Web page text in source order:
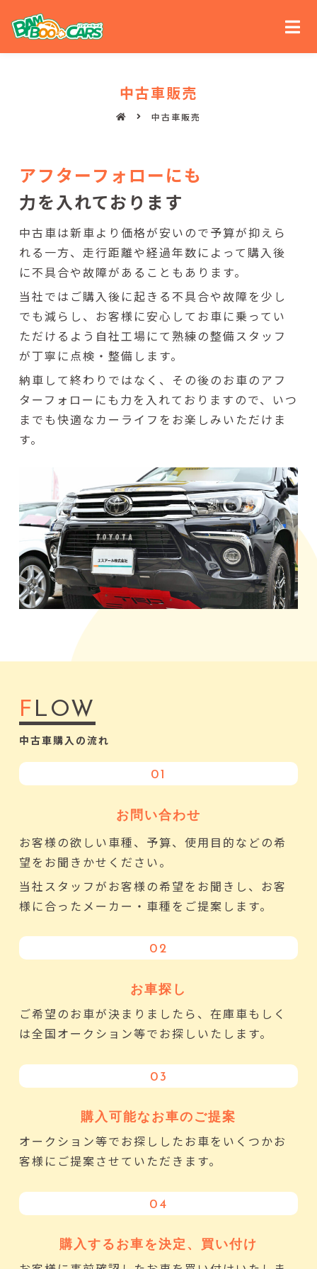
中古車販売
中古車販売
アフターフォローにも
力を入れております
中古車は新車より価格が安いので予算が抑えら
れる一方、走行距離や経過年数によって購入後
に不具合や故障があることもあります。
当社ではご購入後に起きる不具合や故障を少し
でも減らし、お客様に安心してお車に乗ってい
ただけるよう自社工場にて熟練の整備スタッフ
が丁寧に点検・整備します。
納車して終わりではなく、その後のお車のアフ
ターフォローにも力を入れておりますので、いつ
までも快適なカーライフをお楽しみいただけま
す。
F LOW
中古車購入の流れ
01
お問い合わせ
お客様の欲しい車種、予算、使用目的などの希
望をお聞きかせください。
当社スタッフがお客様の希望をお聞きし、お客
様に合ったメーカー・車種をご提案します。
02
お車探し
ご希望のお車が決まりましたら、在庫車もしく
は全国オークション等でお探しいたします。
03
購入可能なお車のご提案
オークション等でお探ししたお車をいくつかお
客様にご提案させていただきます。
04
購入するお車を決定、買い付け